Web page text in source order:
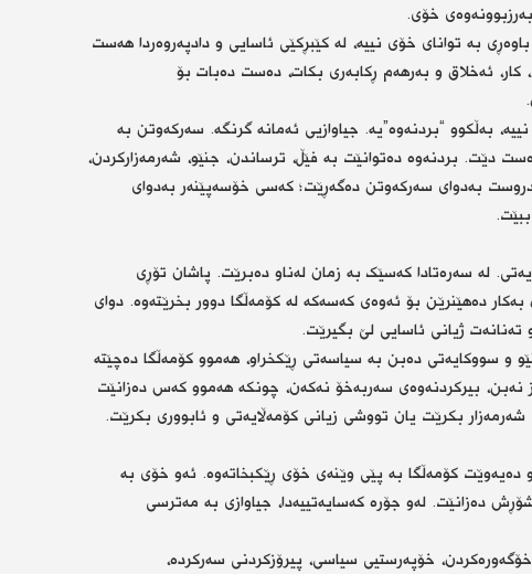
خۆی.
بە توانای خۆی نییە، لە کێبڕکێی ئاسایی و دادپەروەردا هەست
کار، ئەخلاق و بەرهەم ڕکابەری بکات، دەست دەبات بۆ
بەڵکوو “بردنەوە”یە. جیاوازیی ئەمانە گرنگە. سەرکەوتن بە
دێت. بردنەوە دەتوانێت بە فێڵ، ترساندن، جنێو، شەرمەزارکردن،
بەدوای سەرکەوتن دەگەڕێت؛ کەسی خۆسەپێنەر بەدوای
لە سەرەتادا کەسێک بە زمان لەناو دەبرێت. پاشان تۆڕی
بەکار دەهێنرێن بۆ ئەوەی کەسەکە لە کۆمەڵگا دوور بخرێتەوە. دوای
تەنانەت ژیانی ئاسایی لێ بگیرێت.
و سووکایەتی دەبن بە سیاسەتی ڕێکخراو، هەموو کۆمەڵگا دەچێتە
بیرکردنەوەی سەربەخۆ نەکەن، چونکە هەموو کەس دەزانێت
بکرێت یان تووشی زیانی کۆمەڵایەتی و ئابووری بکرێت.
دەیەوێت کۆمەڵگا بە پێی وێنەی خۆی ڕێکبخاتەوە. ئەو خۆی بە
دەزانێت. لەو جۆرە کەسایەتییەدا، جیاوازی بە مەترسی
خۆپەرستیی سیاسی، پیرۆزکردنی سەرکردە،